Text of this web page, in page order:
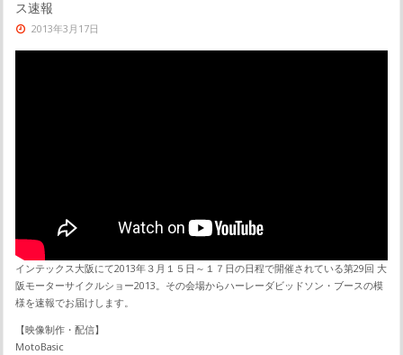
ス速報
2013年3月17日
インテックス大阪にて2013年３月１５日～１７日の日程で開催されている第29回 大
阪モーターサイクルショー2013。その会場からハーレーダビッドソン・ブースの模
様を速報でお届けします。
【映像制作・配信】
MotoBasic